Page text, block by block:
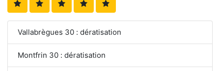
Vallabrègues 30 : dératisation
Montfrin 30 : dératisation